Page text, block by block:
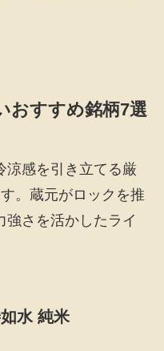
おすすめ銘柄7選
涼感を引き立てる厳
。蔵元がロックを推
強さを活かしたライ
水 純米